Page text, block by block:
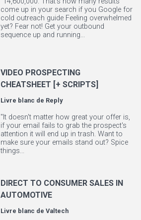
come up in your search if you Google for
cold outreach guide Feeling overwhelmed
yet? Fear not! Get your outbound
sequence up and running...
VIDEO PROSPECTING
CHEATSHEET [+ SCRIPTS]
Livre blanc de Reply
"It doesn't matter how great your offer is,
if your email fails to grab the prospect's
attention it will end up in trash. Want to
make sure your emails stand out? Spice
things...
DIRECT TO CONSUMER SALES IN
AUTOMOTIVE
Livre blanc deValtech